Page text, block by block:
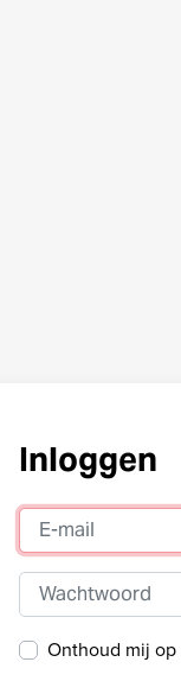
Inloggen
E-mail
Wachtwoord
Onthoud mij